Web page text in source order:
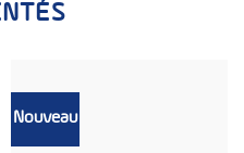
Nouveau